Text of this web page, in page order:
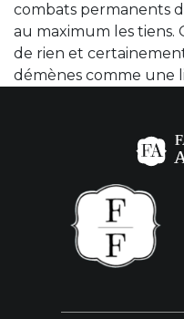
combats permanents
au maximum les
de rien et
démènes comme une